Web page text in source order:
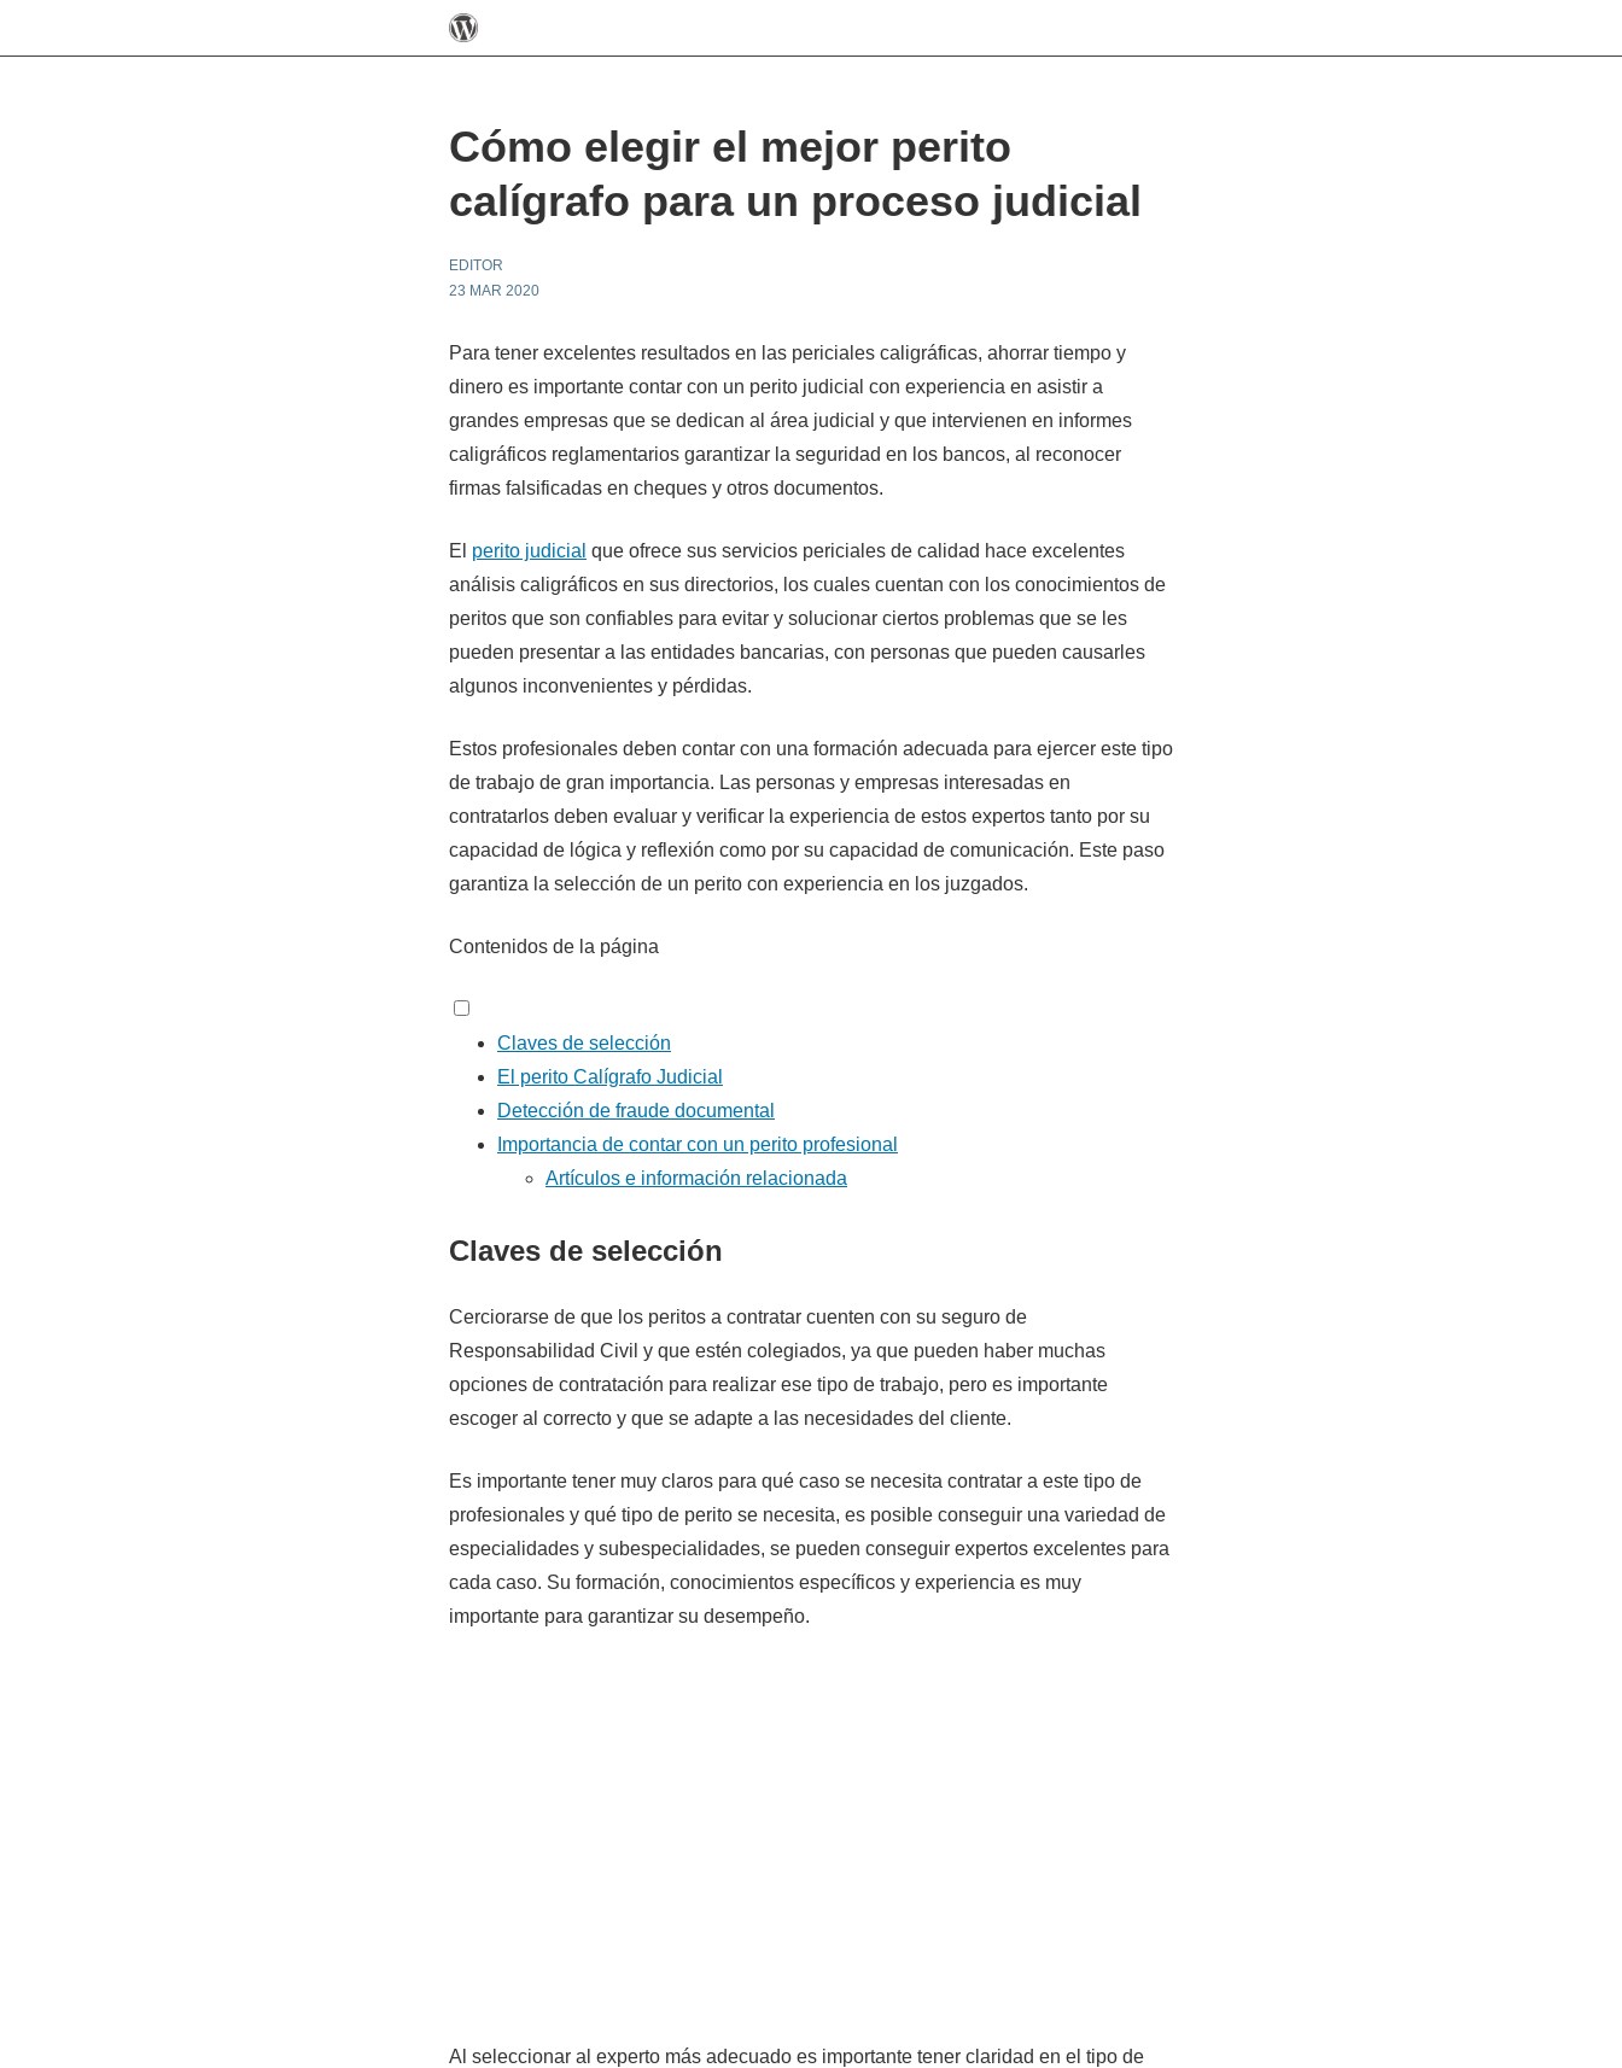
Cómo elegir el mejor perito
calígrafo para un proceso judicial
EDITOR
23 MAR 2020
Para tener excelentes resultados en las periciales caligráficas, ahorrar tiempo y
dinero es importante contar con un perito judicial con experiencia en asistir a
grandes empresas que se dedican al área judicial y que intervienen en informes
caligráficos reglamentarios garantizar la seguridad en los bancos, al reconocer
firmas falsificadas en cheques y otros documentos.
El perito judicial que ofrece sus servicios periciales de calidad hace excelentes
análisis caligráficos en sus directorios, los cuales cuentan con los conocimientos de
peritos que son confiables para evitar y solucionar ciertos problemas que se les
pueden presentar a las entidades bancarias, con personas que pueden causarles
algunos inconvenientes y pérdidas.
Estos profesionales deben contar con una formación adecuada para ejercer este tipo
de trabajo de gran importancia. Las personas y empresas interesadas en
contratarlos deben evaluar y verificar la experiencia de estos expertos tanto por su
capacidad de lógica y reflexión como por su capacidad de comunicación. Este paso
garantiza la selección de un perito con experiencia en los juzgados.
Contenidos de la página
Claves de selección
El perito Calígrafo Judicial
Detección de fraude documental
Importancia de contar con un perito profesional
Artículos e información relacionada
Claves de selección
Cerciorarse de que los peritos a contratar cuenten con su seguro de
Responsabilidad Civil y que estén colegiados, ya que pueden haber muchas
opciones de contratación para realizar ese tipo de trabajo, pero es importante
escoger al correcto y que se adapte a las necesidades del cliente.
Es importante tener muy claros para qué caso se necesita contratar a este tipo de
profesionales y qué tipo de perito se necesita, es posible conseguir una variedad de
especialidades y subespecialidades, se pueden conseguir expertos excelentes para
cada caso. Su formación, conocimientos específicos y experiencia es muy
importante para garantizar su desempeño.
Al seleccionar al experto más adecuado es importante tener claridad en el tipo de